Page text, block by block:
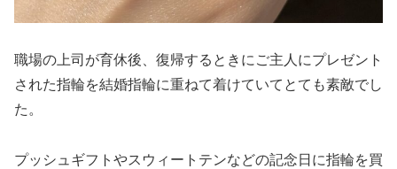
職場の上司が育休後、復帰するときにご主人にプレゼント
された指輪を結婚指輪に重ねて着けていてとても素敵でし
た。
プッシュギフトやスウィートテンなどの記念日に指輪を買